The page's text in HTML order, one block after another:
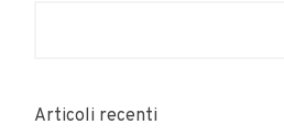
Articoli recenti